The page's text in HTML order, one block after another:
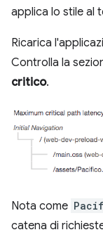
applica lo stile al
Ricarica
Controlla la
critico.
Nota come
catena di